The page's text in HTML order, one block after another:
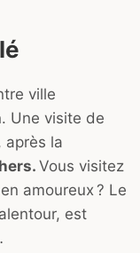
ville
Une visite de
après la
Vous visitez
amoureux ? Le
est